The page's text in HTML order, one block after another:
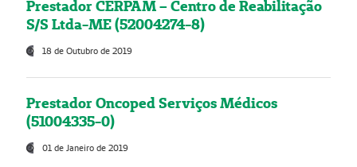
Prestador CERPAM – Centro de Reabilitação
S/S Ltda-ME (52004274-8)
18 de Outubro de 2019
Prestador Oncoped Serviços Médicos
(51004335-0)
01 de Janeiro de 2019